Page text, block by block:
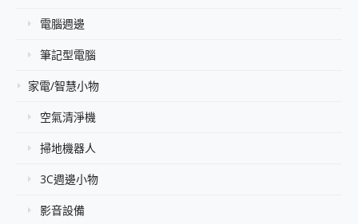
電腦週邊
筆記型電腦
家電/智慧小物
空氣清淨機
掃地機器人
3C週邊小物
影音設備